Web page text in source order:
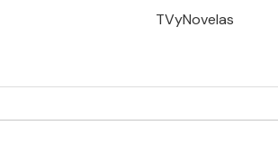
TVyNovelas
TBG - EDITORIAL TELEVISA - LIFESTYLES